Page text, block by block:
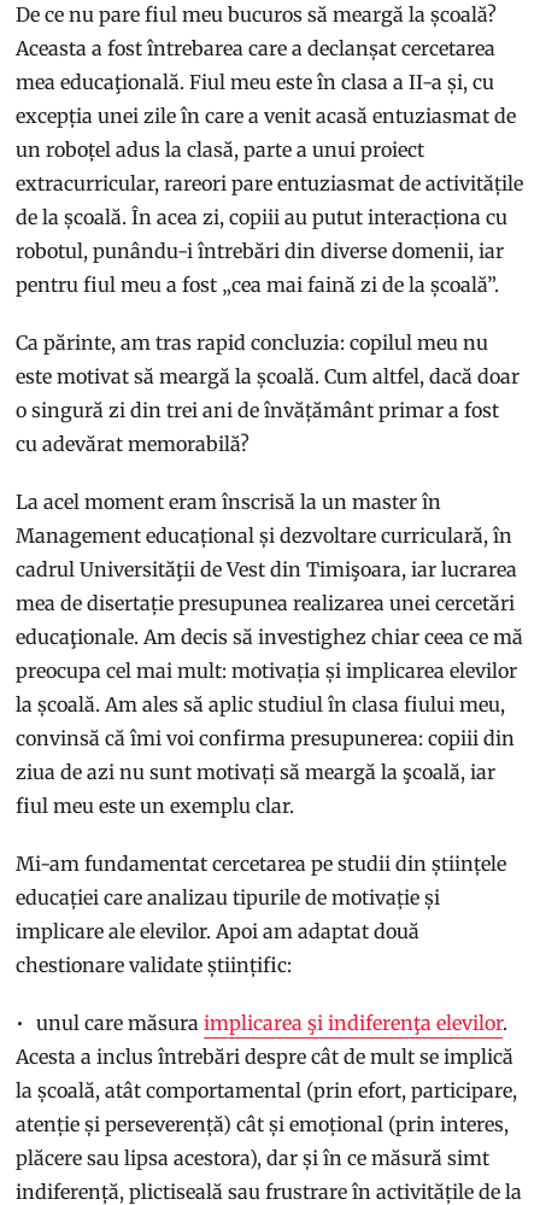
De ce nu pare fiul meu bucuros să meargă la școală?
Aceasta a fost întrebarea care a declanșat cercetarea
mea educaţională. Fiul meu este în clasa a II-a și, cu
excepția unei zile în care a venit acasă entuziasmat de
un roboțel adus la clasă, parte a unui proiect
extracurricular, rareori pare entuziasmat de activitățile
de la școală. În acea zi, copiii au putut interacționa cu
robotul, punându-i întrebări din diverse domenii, iar
pentru fiul meu a fost „cea mai faină zi de la școală”.
Ca părinte, am tras rapid concluzia: copilul meu nu
este motivat să meargă la școală. Cum altfel, dacă doar
o singură zi din trei ani de învățământ primar a fost
cu adevărat memorabilă?
La acel moment eram înscrisă la un master în
Management educațional și dezvoltare curriculară, în
cadrul Universităţii de Vest din Timişoara, iar lucrarea
mea de disertație presupunea realizarea unei cercetări
educaţionale. Am decis să investighez chiar ceea ce mă
preocupa cel mai mult: motivația și implicarea elevilor
la școală. Am ales să aplic studiul în clasa fiului meu,
convinsă că îmi voi confirma presupunerea: copiii din
ziua de azi nu sunt motivați să meargă la şcoală, iar
fiul meu este un exemplu clar.
Mi-am fundamentat cercetarea pe studii din științele
educației care analizau tipurile de motivație și
implicare ale elevilor. Apoi am adaptat două
chestionare validate științific:
unul care măsuraimplicarea şi indiferenţa elevilor.
Acesta a inclus întrebări despre cât de mult se implică
la școală, atât comportamental (prin efort, participare,
atenție și perseverență) cât și emoțional (prin interes,
plăcere sau lipsa acestora), dar și în ce măsură simt
indiferență, plictiseală sau frustrare în activitățile de la